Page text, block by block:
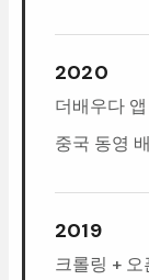
2020
더배우다
중국동영
2019
크롤링+오